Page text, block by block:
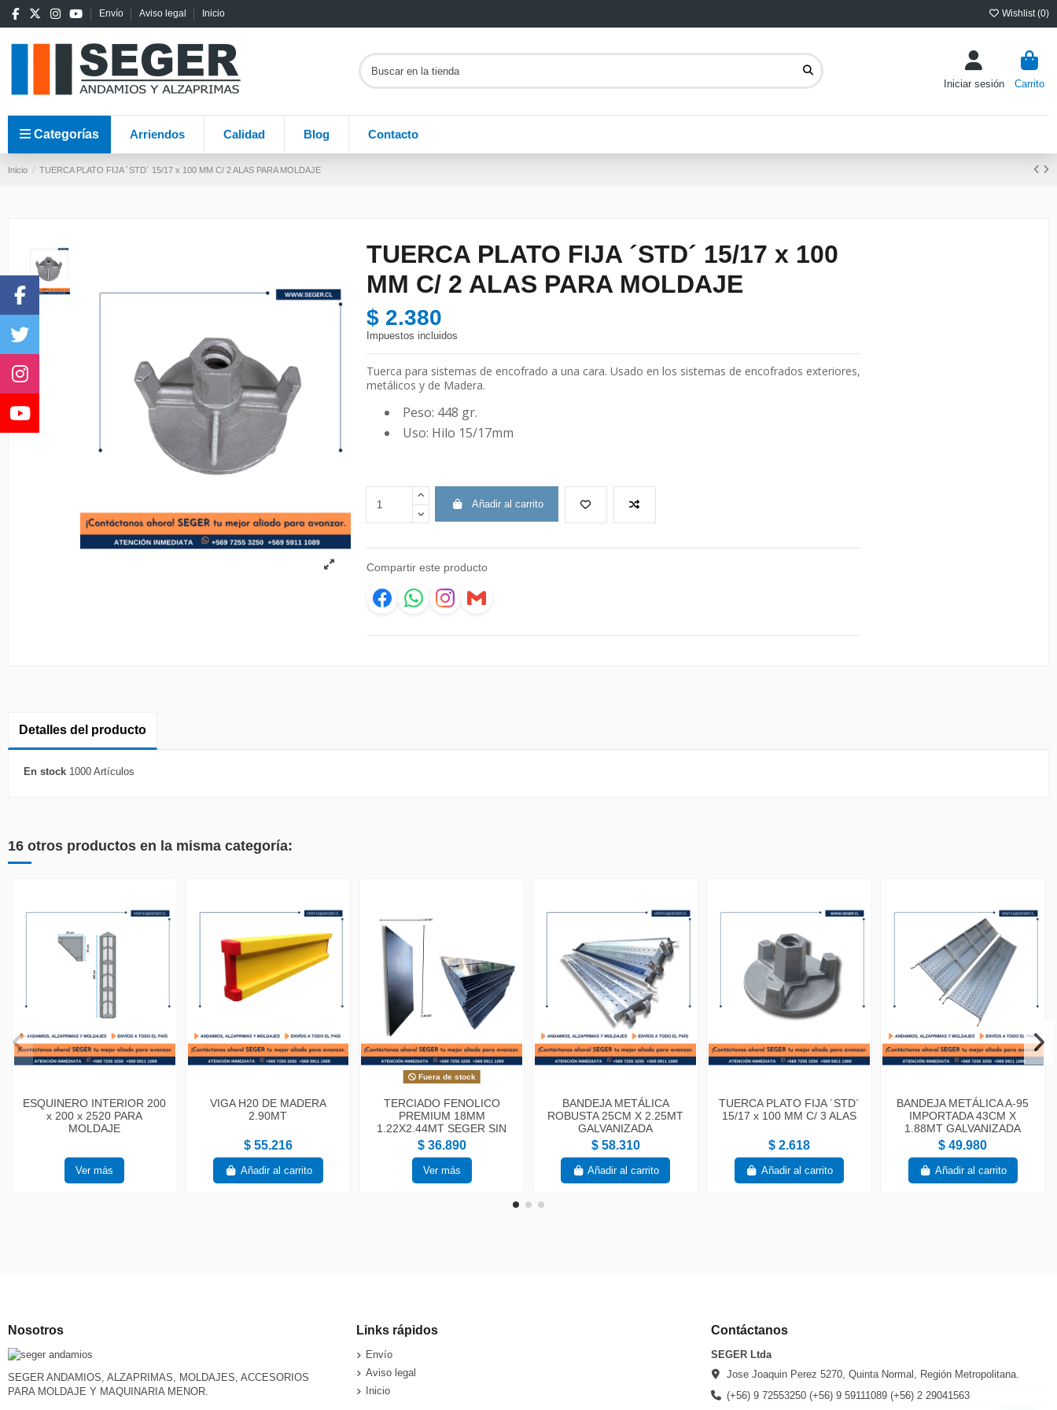
Envío Aviso legal Inicio Wishlist (0)
Iniciar sesión Carrito
Categorías Arriendos Calidad Blog Contacto
Inicio TUERCA PLATO FIJA ´STD´ 15/17 x 100 MM C/ 2 ALAS PARA MOLDAJE
TUERCA PLATO FIJA ´STD´ 15/17 x 100
MM C/ 2 ALAS PARA MOLDAJE
$ 2.380
Impuestos incluidos
Tuerca para sistemas de encofrado a una cara. Usado en los sistemas de encofrados exteriores,
metálicos y de Madera.
Peso: 448 gr.
Uso: Hilo 15/17mm
Añadir al carrito
Compartir este producto
Detalles del producto
En stock 1000 Artículos
16 otros productos en la misma categoría:
ESQUINERO INTERIOR 200
x 200 x 2520 PARA
MOLDAJE
Ver más
VIGA H20 DE MADERA
2.90MT
$ 55.216
Añadir al carrito
Fuera de stock
TERCIADO FENOLICO
PREMIUM 18MM
1.22X2.44MT SEGER SIN
LOGO
$ 36.890
Ver más
BANDEJA METÁLICA
ROBUSTA 25CM X 2.25MT
GALVANIZADA
$ 58.310
Añadir al carrito
TUERCA PLATO FIJA ´STD´
15/17 x 100 MM C/ 3 ALAS
$ 2.618
Añadir al carrito
BANDEJA METÁLICA A-95
IMPORTADA 43CM X
1.88MT GALVANIZADA
$ 49.980
Añadir al carrito
Links rápidos
Envío
Aviso legal
Inicio
Contáctanos
SEGER Ltda
Jose Joaquin Perez 5270, Quinta Normal, Región Metropolitana.
(+56) 9 72553250 (+56) 9 59111089 (+56) 2 29041563
Nosotros
SEGER ANDAMIOS, ALZAPRIMAS, MOLDAJES, ACCESORIOS
PARA MOLDAJE Y MAQUINARIA MENOR.